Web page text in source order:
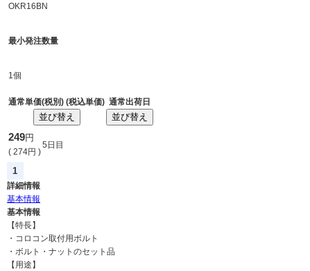
OKR16BN
最小発注数量
1個
通常単価(税別) (税込単価)
並び替え
通常出荷日
並び替え
249円
( 274円 )
5日目
1
詳細情報
基本情報
基本情報
【特長】
・コロコン取付用ボルト
・ボルト・ナットのセット品
【用途】